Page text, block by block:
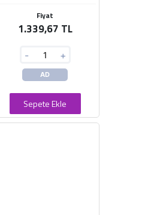
Fiyat
1.339,67 TL
- +
AD
Sepete Ekle